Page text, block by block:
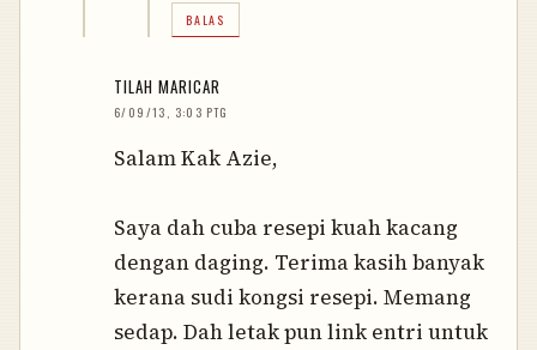
BALAS
TILAH MARICAR
6/09/13, 3:03 PTG
Salam Kak Azie,
Saya dah cuba resepi kuah kacang
dengan daging. Terima kasih banyak
kerana sudi kongsi resepi. Memang
sedap. Dah letak pun link entri untuk